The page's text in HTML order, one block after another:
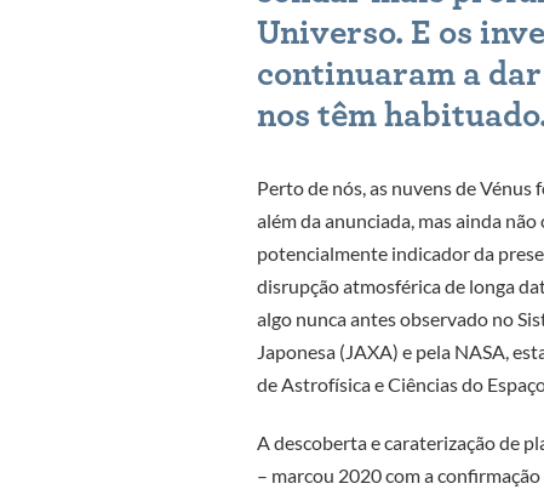
Universo. E os
continuaram a
nos têm
Perto de nós, as nuvens de
além da anunciada, mas ainda
potencialmente indicador da
disrupção atmosférica de longa
algo nunca antes observado no
Japonesa (JAXA) e pela NASA,
de Astrofísica e Ciências do
A descoberta e caraterização de
– marcou 2020 com a